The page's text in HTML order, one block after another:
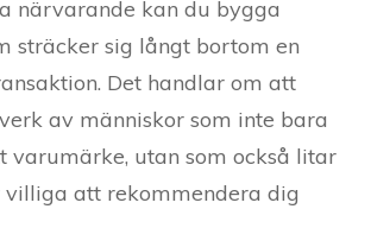
närvarande kan du bygga
sträcker sig långt bortom en
Det handlar om att
av människor som inte bara
varumärke, utan som också litar
villiga att rekommendera dig